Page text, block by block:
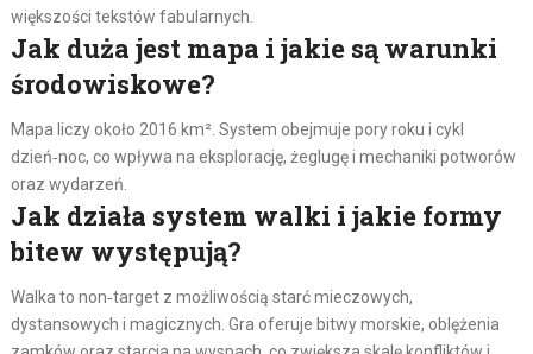
większości tekstów fabularnych.
Jak duża jest mapa i jakie są warunki
środowiskowe?
Mapa liczy około 2016 km². System obejmuje pory roku i cykl
dzień‑noc, co wpływa na eksplorację, żeglugę i mechaniki potworów
oraz wydarzeń.
Jak działa system walki i jakie formy
bitew występują?
Walka to non‑target z możliwością starć mieczowych,
dystansowych i magicznych. Gra oferuje bitwy morskie, oblężenia